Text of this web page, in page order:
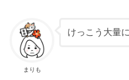
まりも
けっこう大量